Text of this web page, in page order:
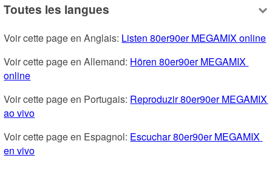
Toutes les langues
Voir cette page en Anglais: Listen 80er90er MEGAMIX online
Voir cette page en Allemand: Hören 80er90er MEGAMIX
online
Voir cette page en Portugais: Reproduzir 80er90er MEGAMIX
ao vivo
Voir cette page en Espagnol: Escuchar 80er90er MEGAMIX
en vivo